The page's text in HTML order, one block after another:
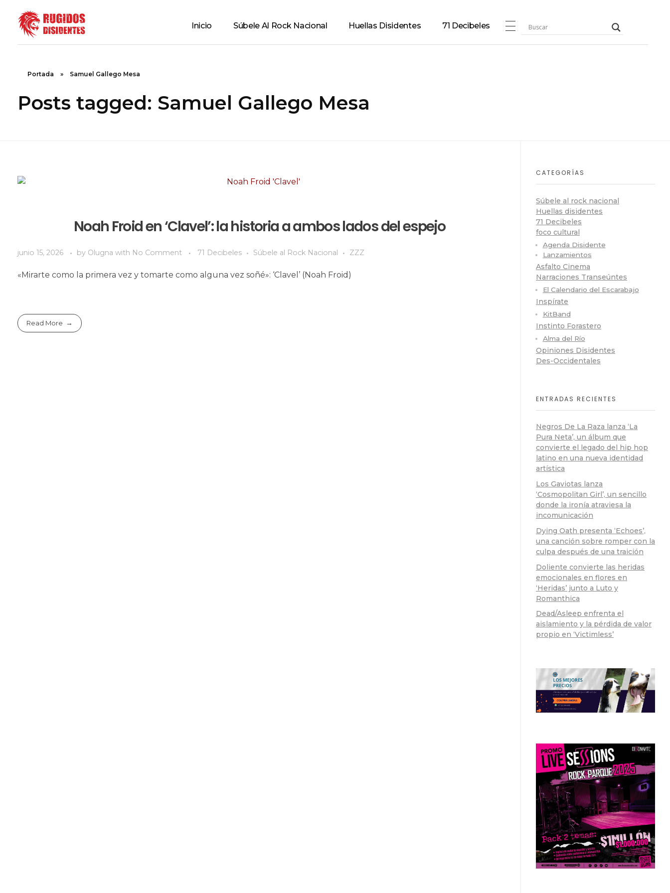
Rugidos Disidentes
Bogotá - Colombia | ISSN 2619-5569
Inicio Súbele Al Rock Nacional Huellas Disidentes 71 Decibeles
Portada » Samuel Gallego Mesa
Posts tagged: Samuel Gallego Mesa
Noah Froid en ‘Clavel’: la historia a ambos lados del espejo
junio 15, 2026 by Olugna with No Comment 71 Decibeles Súbele al Rock Nacional ZZZ
«Mirarte como la primera vez y tomarte como alguna vez soñé»: ‘Clavel’ (Noah Froid)
Read More
CATEGORÍAS
Súbele al rock nacional
Huellas disidentes
71 Decibeles
foco cultural
Agenda Disidente
Lanzamientos
Asfalto Cinema
Narraciones Transeúntes
El Calendario del Escarabajo
Inspírate
KitBand
Instinto Forastero
Alma del Río
Opiniones Disidentes
Des-Occidentales
ENTRADAS RECIENTES
Negros De La Raza lanza ‘La
Pura Neta’, un álbum que
convierte el legado del hip hop
latino en una nueva identidad
artística
Los Gaviotas lanza
‘Cosmopolitan Girl’, un sencillo
donde la ironía atraviesa la
incomunicación
Dying Oath presenta ‘Echoes’,
una canción sobre romper con la
culpa después de una traición
Doliente convierte las heridas
emocionales en flores en
‘Heridas’ junto a Luto y
Romanthica
Dead/Asleep enfrenta el
aislamiento y la pérdida de valor
propio en ‘Victimless’